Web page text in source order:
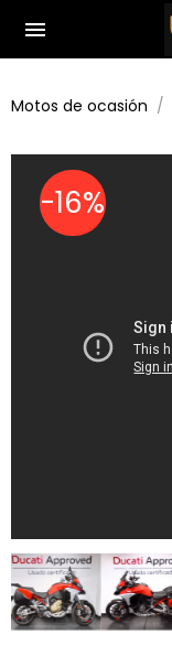
menu
Motos de ocasión
-16%